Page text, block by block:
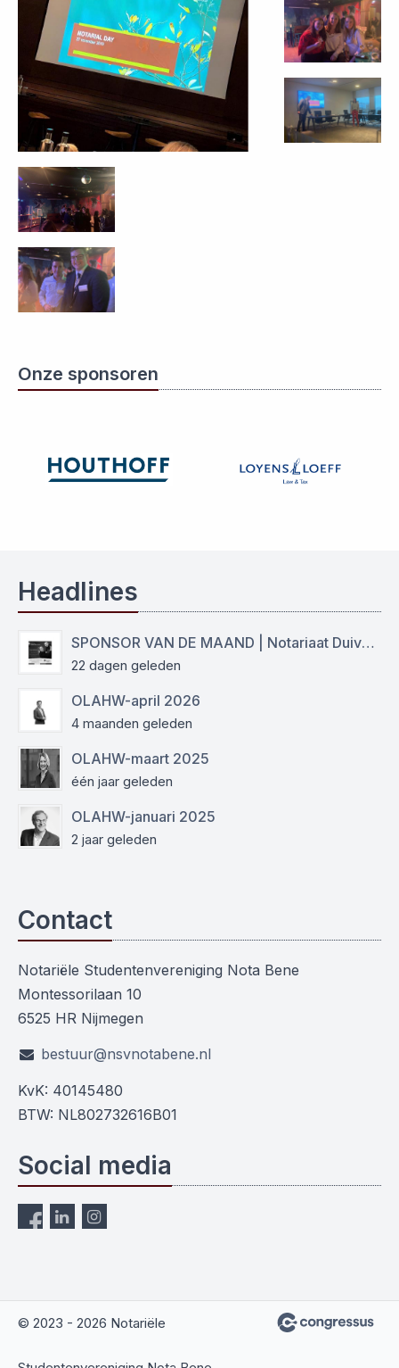
Onze sponsoren
Headlines
SPONSOR VAN DE MAAND | Notariaat Duiven Westervoort
22 dagen geleden
OLAHW-april 2026
4 maanden geleden
OLAHW-maart 2025
één jaar geleden
OLAHW-januari 2025
2 jaar geleden
Contact
Notariële Studentenvereniging Nota Bene
Montessorilaan 10
6525 HR Nijmegen
bestuur@nsvnotabene.nl
KvK: 40145480
BTW: NL802732616B01
Social media
© 2023 - 2026 Notariële